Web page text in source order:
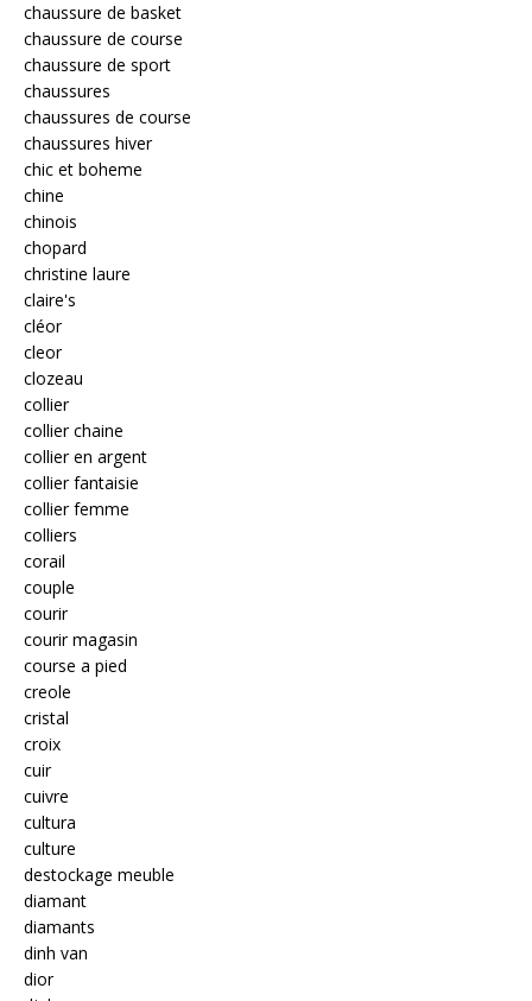
chaussure de basket
chaussure de course
chaussure de sport
chaussures
chaussures de course
chaussures hiver
chic et boheme
chine
chinois
chopard
christine laure
claire's
cléor
cleor
clozeau
collier
collier chaine
collier en argent
collier fantaisie
collier femme
colliers
corail
couple
courir
courir magasin
course a pied
creole
cristal
croix
cuir
cuivre
cultura
culture
destockage meuble
diamant
diamants
dinh van
dior